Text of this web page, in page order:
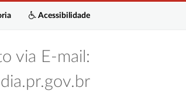
Acessibilidade
via E-mail: